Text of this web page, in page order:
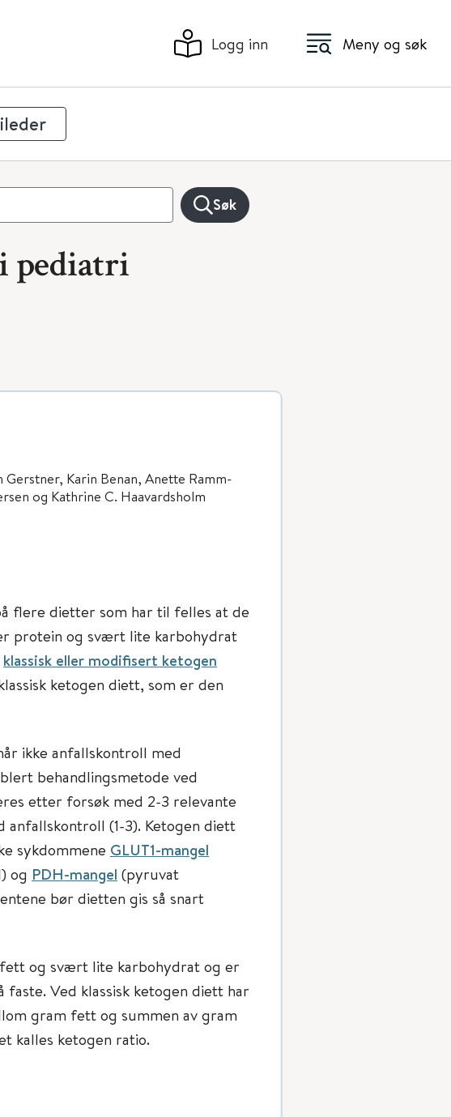
Logg inn Meny og søk
Søk
pediatri
Karin Benan, Anette Ramm-
og Kathrine C. Haavardsholm
flere dietter som har til felles at de
protein og svært lite karbohydrat
klassisk eller modifisert ketogen
ketogen diett, som er den
ikke anfallskontroll med
behandlingsmetode ved
etter forsøk med 2-3 relevante
(1-3). Ketogen diett
sykdommene GLUT1-mangel
og PDH-mangel (pyruvat
bør dietten gis så snart
og svært lite karbohydrat og er
Ved klassisk ketogen diett har
gram fett og summen av gram
kalles ketogen ratio.